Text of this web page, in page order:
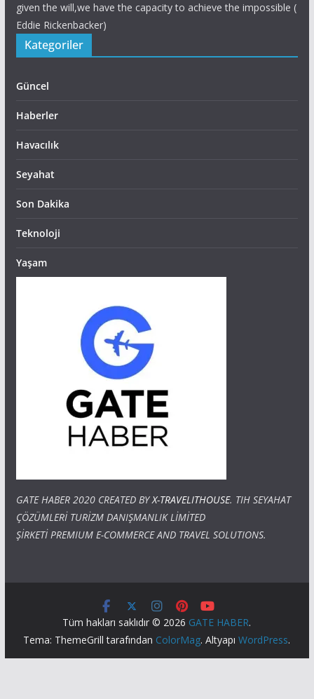
given the will,we have the capacity to achieve the impossible (
Eddie Rickenbacker)
Kategoriler
Güncel
Haberler
Havacılık
Seyahat
Son Dakika
Teknoloji
Yaşam
GATE HABER 2020 CREATED BYX-TRAVELITHOUSE. TIH SEYAHAT
ÇÖZÜMLERİ TURİZM DANIŞMANLIK LİMİTED
ŞİRKETİ PREMIUM E-COMMERCE AND TRAVEL SOLUTIONS.
Tüm hakları saklıdır © 2026 GATE HABER.
Tema: ThemeGrill tarafından ColorMag. AltyapıWordPress.